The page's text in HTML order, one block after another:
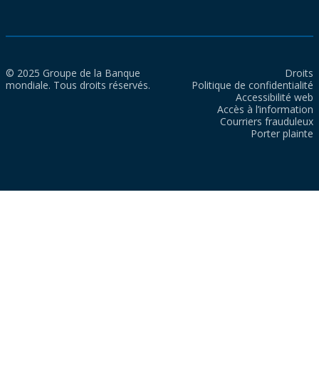
© 2025 Groupe de la Banque
mondiale. Tous droits réservés.
Droits
Politique de confidentialité
Accessibilité web
Accès à l’information
Courriers frauduleux
Porter plainte